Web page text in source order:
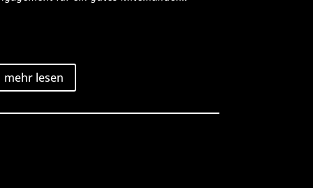
mehr lesen